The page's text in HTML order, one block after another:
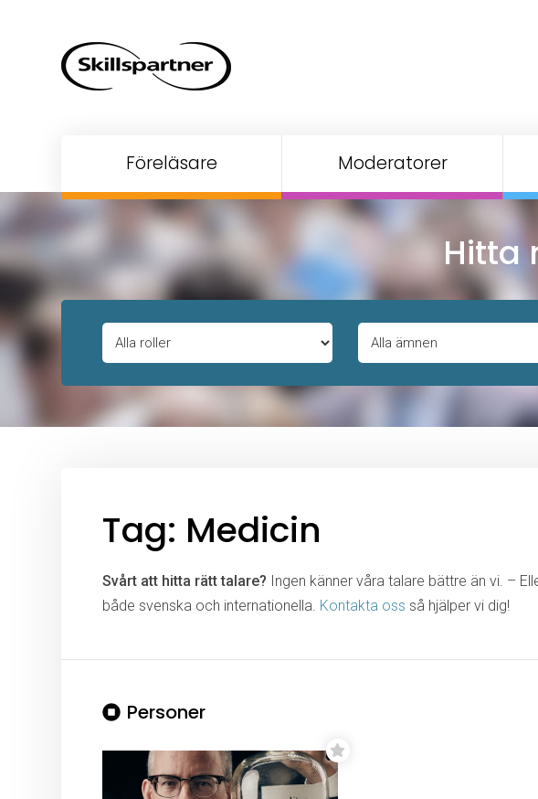
Föreläsare Moderatorer
Hitta
Tag: Medicin
Svårt att hitta rätt talare? Ingen känner våra talare bättre än vi. –
både svenska och internationella. Kontakta oss så hjälper vi dig!
Personer